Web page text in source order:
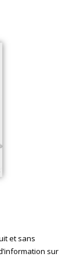
et sans
sur